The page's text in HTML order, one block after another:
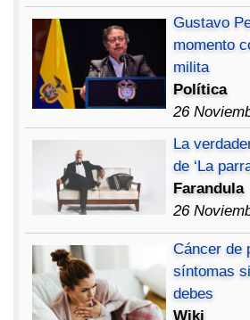
Gustavo
momento
milita
Política
26
La
de ‘La
Farandula
26
Cáncer de
síntomas
debes
Wiki